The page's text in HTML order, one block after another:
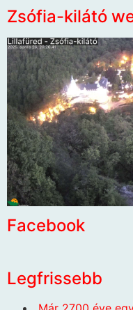
Zsófia-kilátó
Facebook
Legfrissebb